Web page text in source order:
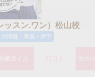
スン.ワン）松山校
街道・東温・伊予